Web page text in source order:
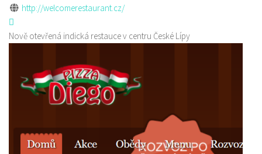
http://welcomerestaurant.cz/
Nově otevřená indická restauce v centru České Lípy